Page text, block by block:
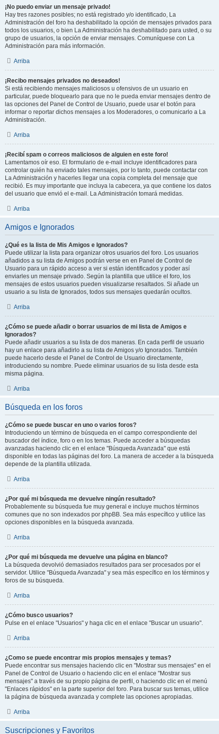
¡No puedo enviar un mensaje privado!
Hay tres razones posibles; no está registrado y/o identificado, La
Administración del foro ha deshabilitado la opción de mensajes privados para
todos los usuarios, o bien La Administración ha deshabilitado para usted, o su
grupo de usuarios, la opción de enviar mensajes. Comuníquese con La
Administración para más información.
Arriba
¡Recibo mensajes privados no deseados!
Si está recibiendo mensajes maliciosos u ofensivos de un usuario en
particular, puede bloquearlo para que no le pueda enviar mensajes dentro de
las opciones del Panel de Control de Usuario, puede usar el botón para
informar o reportar dichos mensajes a los Moderadores, o comunicarlo a La
Administración.
Arriba
¡Recibí spam o correos maliciosos de alguien en este foro!
Lamentamos oír eso. El formulario de e-mail incluye identificadores para
controlar quién ha enviado tales mensajes, por lo tanto, puede contactar con
La Administración y hacerles llegar una copia completa del mensaje que
recibió. Es muy importante que incluya la cabecera, ya que contiene los datos
del usuario que envió el e-mail. La Administración tomará medidas.
Arriba
Amigos e Ignorados
¿Qué es la lista de Mis Amigos e Ignorados?
Puede utilizar la lista para organizar otros usuarios del foro. Los usuarios
añadidos a su lista de Amigos podrán verse en en Panel de Control de
Usuario para un rápido acceso a ver si están identificados y poder así
enviarles un mensaje privado. Según la plantilla que utilice el foro, los
mensajes de estos usuarios pueden visualizarse resaltados. Si añade un
usuario a su lista de Ignorados, todos sus mensajes quedarán ocultos.
Arriba
¿Cómo se puede añadir o borrar usuarios de mi lista de Amigos e
Ignorados?
Puede añadir usuarios a su lista de dos maneras. En cada perfil de usuario
hay un enlace para añadirlo a su lista de Amigos y/o Ignorados. También
puede hacerlo desde el Panel de Control de Usuario directamente,
introduciendo su nombre. Puede eliminar usuarios de su lista desde esta
misma página.
Arriba
Búsqueda en los foros
¿Cómo se puede buscar en uno o varios foros?
Introduciendo un término de búsqueda en el campo correspondiente del
buscador del índice, foro o en los temas. Puede acceder a búsquedas
avanzadas haciendo clic en el enlace "Búsqueda Avanzada" que está
disponible en todas las páginas del foro. La manera de acceder a la búsqueda
depende de la plantilla utilizada.
Arriba
¿Por qué mi búsqueda me devuelve ningún resultado?
Probablemente su búsqueda fue muy general e incluye muchos términos
comunes que no son indexados por phpBB. Sea más específico y utilice las
opciones disponibles en la búsqueda avanzada.
Arriba
¿Por qué mi búsqueda me devuelve una página en blanco?
La búsqueda devolvió demasiados resultados para ser procesados por el
servidor. Utilice "Búsqueda Avanzada" y sea más específico en los términos y
foros de su búsqueda.
Arriba
¿Cómo busco usuarios?
Pulse en el enlace "Usuarios" y haga clic en el enlace "Buscar un usuario".
Arriba
¿Como se puede encontrar mis propios mensajes y temas?
Puede encontrar sus mensajes haciendo clic en "Mostrar sus mensajes" en el
Panel de Control de Usuario o haciendo clic en el enlace "Mostrar sus
mensajes" a través de su propio página de perfil, o haciendo clic en el menú
"Enlaces rápidos" en la parte superior del foro. Para buscar sus temas, utilice
la página de búsqueda avanzada y complete las opciones apropiadas.
Arriba
Suscripciones y Favoritos